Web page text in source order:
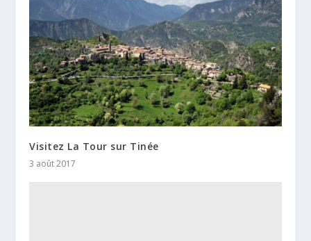
Visitez La Tour sur Tinée
3 août 2017